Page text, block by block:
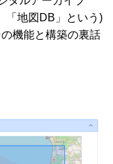
「地図 DB 」という)
機能と構築の裏話